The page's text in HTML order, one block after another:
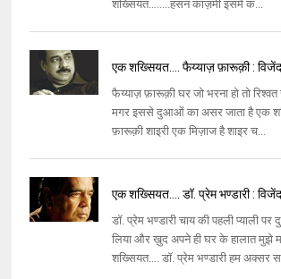
शख्सियत….....हसन काज़मी इसमें क...
एक शख्सियत…. फैय्याज़ फ़ारूक़ी :
फैय्याज़ फ़ारूक़ी घर जो भरना हो तो रिश्वत
मगर इससे दुआओं का असर जाता है एक
फ़ारूक़ी शाइरी एक मिज़ाज है शाइर च...
एक शख्सियत…. डॉ. प्रेम भण्डारी :
डॉ. प्रेम भण्डारी चाय की पहली प्याली पर
लिया और ख़ुद अपने ही घर के हालात मुझे
शख्सियत…. डॉ. प्रेम भण्डारी हम अक्सर